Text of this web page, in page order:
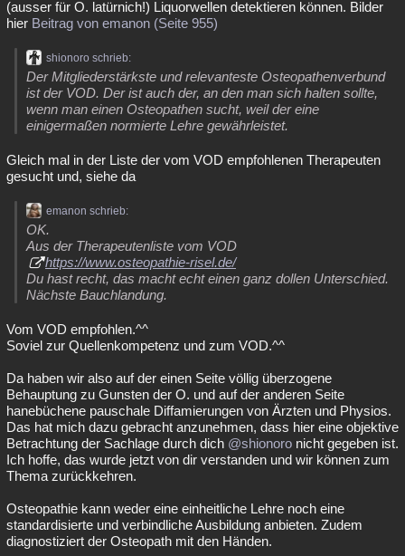
(ausser für O. latürnich!) Liquorwellen detektieren können. Bilder
hier Beitrag von emanon (Seite 955)
shionoro schrieb:
Der Mitgliederstärkste und relevanteste Osteopathenverbund
ist der VOD. Der ist auch der, an den man sich halten sollte,
wenn man einen Osteopathen sucht, weil der eine
einigermaßen normierte Lehre gewährleistet.
Gleich mal in der Liste der vom VOD empfohlenen Therapeuten
gesucht und, siehe da
emanon schrieb:
OK.
Aus der Therapeutenliste vom VOD
https://www.osteopathie-risel.de/
Du hast recht, das macht echt einen ganz dollen Unterschied.
Nächste Bauchlandung.
Vom VOD empfohlen.^^
Soviel zur Quellenkompetenz und zum VOD.^^
Da haben wir also auf der einen Seite völlig überzogene
Behauptung zu Gunsten der O. und auf der anderen Seite
hanebüchene pauschale Diffamierungen von Ärzten und Physios.
Das hat mich dazu gebracht anzunehmen, dass hier eine objektive
Betrachtung der Sachlage durch dich @shionoro nicht gegeben ist.
Ich hoffe, das wurde jetzt von dir verstanden und wir können zum
Thema zurückkehren.
Osteopathie kann weder eine einheitliche Lehre noch eine
standardisierte und verbindliche Ausbildung anbieten. Zudem
diagnostiziert der Osteopath mit den Händen.